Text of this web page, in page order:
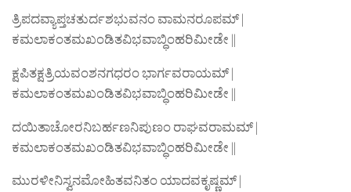
ತ್ರಿಪದವ್ಯಾಪ್ತಚತುರ್ದಶಭುವನಂ ವಾಮನರೂಪಮ್ |
ಕಮಲಾಕಂತಮಖಂಡಿತವಿಭವಾಬ್ಧಿಂಹರಿಮೀಡೇ ||
ಕ್ಷಪಿತಕ್ಷತ್ರಿಯವಂಶನಗಧರಂ ಭಾರ್ಗವರಾಯಮ್ |
ಕಮಲಾಕಂತಮಖಂಡಿತವಿಭವಾಬ್ಧಿಂಹರಿಮೀಡೇ ||
ದಯಿತಾಚೋರನಿಬರ್ಹಣನಿಪುಣಂ ರಾಘವರಾಮಮ್ |
ಕಮಲಾಕಂತಮಖಂಡಿತವಿಭವಾಬ್ಧಿಂಹರಿಮೀಡೇ ||
ಮುರಳೀನಿಸ್ವನಮೋಹಿತವನಿತಂ ಯಾದವಕೃಷ್ಣಮ್ |